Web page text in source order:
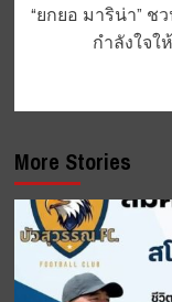
“ยกยอ มาริน่า”
กำลังใจ
More Stories